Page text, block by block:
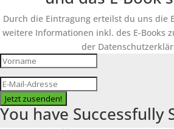
Durch die Eintragung erteilst du uns die
weitere Informationen inkl. des E-Books
der
Jetzt zusenden!
You have Successfully